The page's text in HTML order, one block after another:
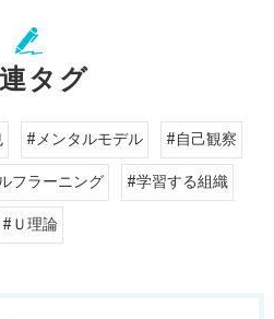
タグ
#メンタルモデル
#自己観察
フラーニング
#学習する組織
#Ｕ理論